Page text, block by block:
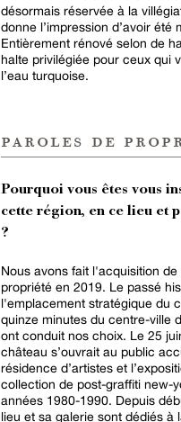
désormais réservée à la
donne l’impression d’avoir
Entièrement rénové selon de
halte privilégiée pour ceux qui
l’eau turquoise.
paroles de
Pourquoi vous êtes vous
cette région, en ce lieu et
?
Nous avons fait l'acquisition de
propriété en 2019. Le passé
l'emplacement stratégique du
quinze minutes du centre-ville
ont conduit nos choix. Le 25
château s’ouvrait au public
résidence d’artistes et
collection de post-graffiti new-
années 1980-1990. Depuis
lieu et sa galerie sont dédiés à